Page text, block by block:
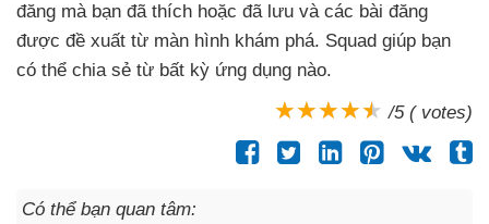
đăng mà bạn đã thích hoặc đã lưu và các bài đăng
được đề xuất từ màn hình khám phá. Squad giúp bạn
có thể chia sẻ từ bất kỳ ứng dụng nào.
/5 ( votes)
Có thể bạn quan tâm: